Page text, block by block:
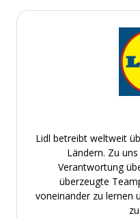
Lidl betreibt weltweit
Ländern. Zu
Verantwortung
überzeugte
voneinander zu lernen